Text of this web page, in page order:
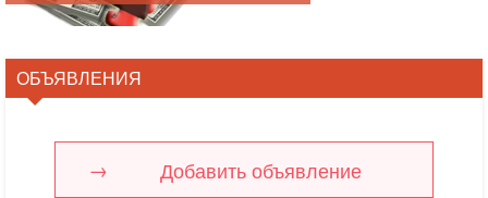
ОБЪЯВЛЕНИЯ
Добавить объявление